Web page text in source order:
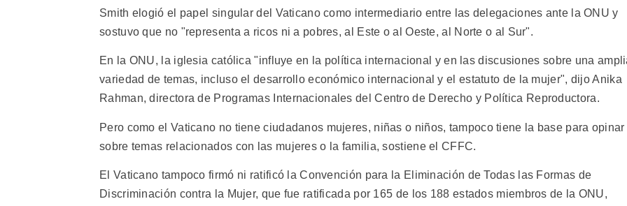
Smith elogió el papel singular del Vaticano como intermediario entre las delegaciones ante la ONU y
sostuvo que no "representa a ricos ni a pobres, al Este o al Oeste, al Norte o al Sur".
En la ONU, la iglesia católica "influye en la política internacional y en las discusiones sobre una
variedad de temas, incluso el desarrollo económico internacional y el estatuto de la mujer", dijo Anika
Rahman, directora de Programas Internacionales del Centro de Derecho y Política Reproductora.
Pero como el Vaticano no tiene ciudadanos mujeres, niñas o niños, tampoco tiene la base para opinar
sobre temas relacionados con las mujeres o la familia, sostiene el CFFC.
El Vaticano tampoco firmó ni ratificó la Convención para la Eliminación de Todas las Formas de
Discriminación contra la Mujer, que fue ratificada por 165 de los 188 estados miembros de la ONU,